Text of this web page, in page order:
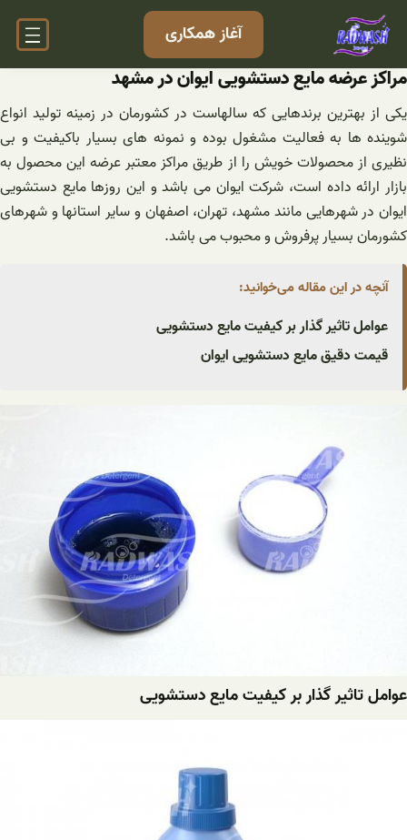
رفتن
آغاز همکاری
مراکز عرضه مایع دستشویی ایوان در مشهد
یکی از بهترین برندهایی که سالهاست در کشورمان در زمینه تولید انواع
شوینده ها به فعالیت مشغول بوده و نمونه های بسیار باکیفیت و بی
نظیری از محصولات خویش را از طریق مراکز معتبر عرضه این محصول به
بازار ارائه داده است، شرکت ایوان می باشد و این روزها مایع دستشویی
ایوان در شهرهایی مانند مشهد، تهران، اصفهان و سایر استانها و شهرهای
کشورمان بسیار پرفروش و محبوب می باشد.
آنچه در این مقاله می‌خوانید:
عوامل تاثیر گذار بر کیفیت مایع دستشویی
قیمت دقیق مایع دستشویی ایوان
عوامل تاثیر گذار بر کیفیت مایع دستشویی